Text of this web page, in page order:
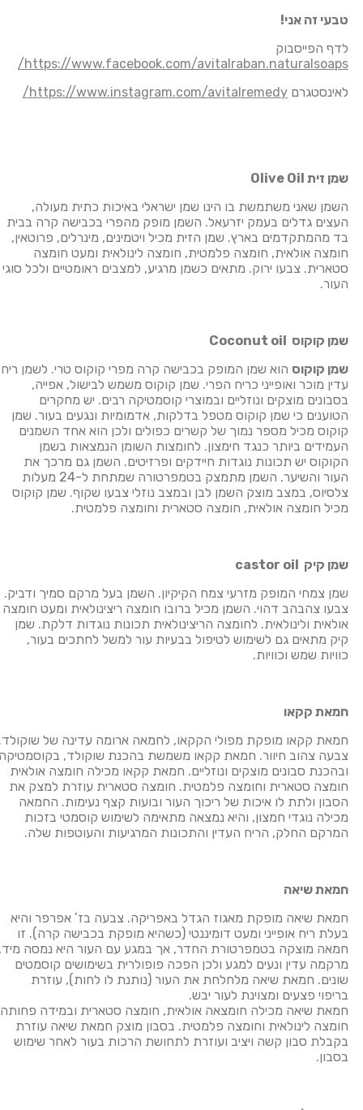
טבעי זה אני!
לדף הפייסבוק
https://www.facebook.com/avitalraban.naturalsoaps/
לאינסטגרםhttps://www.instagram.com/avitalremedy/
שמן זיתOlive Oil
השמן שאני משתמשת בו הינו שמן ישראלי באיכות כתית מעולה,
העצים גדלים בעמק יזרעאל. השמן מופק מהפרי בכבישה קרה בבית
בד מהמתקדמים בארץ. שמן הזית מכיל ויטמינים, מינרלים, פרוטאין,
חומצה אולאית, חומצה פלמטית, חומצה לינולאית ומעט חומצה
סטארית. צבעו ירוק. מתאים כשמן מרגיע, למצבים ראומטיים ולכל סוגי
העור.
שמן קוקוסCoconut oil
שמן קוקוסהוא שמן המופק בכבישה קרה מפרי קוקוס טרי. לשמן ריח
עדין מוכר ואופייני כריח הפרי. שמן קוקוס משמש לבישול, אפייה,
בסבונים מוצקים ונוזליים ובמוצרי קוסמטיקה רבים. יש מחקרים
הטוענים כי שמן קוקוס מטפל בדלקות, אדמומיות ונגעים בעור. שמן
קוקוס מכיל מספר נמוך של קשרים כפולים ולכן הוא אחד השמנים
העמידים ביותר כנגד חימצון. לחומצות השומן הנמצאות בשמן
הקוקוס יש תכונות נוגדות חיידקים ופרזיטים. השמן גם מרכך את
העור והשיער. השמן מתמצק בטמפרטורה שמתחת ל-24 מעלות
צלסיוס, במצב מוצק השמן לבן ובמצב נוזלי צבעו שקוף. שמן קוקוס
מכיל חומצה אולאית, חומצה סטארית וחומצה פלמטית.
שמן קיקcastor oil
שמן צמחי המופק מזרעי צמח הקיקיון. השמן בעל מרקם סמיך ודביק.
צבעו צהבהב דהוי. השמן מכיל ברובו חומצה ריצינולאית ומעט חומצה
אולאית ולינולאית. לחומצה הריצינולאית תכונות נוגדות דלקת. שמן
קיק מתאים גם לשימוש לטיפול בבעיות עור למשל לחתכים בעור,
כוויות שמש וכוויות.
חמאת קקאו
חמאת קקאו מופקת מפולי הקקאו, לחמאה ארומה עדינה של שוקולד.
צבעה צהוב חיוור. חמאת קקאו משמשת בהכנת שוקולד, בקוסמטיקה
ובהכנת סבונים מוצקים ונוזליים. חמאת קקאו מכילה חומצה אולאית
חומצה סטארית וחומצה פלמטית. חומצה סטארית עוזרת למצק את
הסבון ולתת לו איכות של ריכוך העור ובועות קצף נעימות. החמאה
מכילה נוגדי חמצון, והיא נמצאה מתאימה לשימוש קוסמטי בזכות
המרקם החלק, הריח העדין והתכונות המרגיעות והעוטפות שלה.
חמאת שיאה
חמאת שיאה מופקת מאגוז הגדל באפריקה. צבעה בז’ אפרפר והיא
בעלת ריח אופייני ומעט דומיננטי (כשהיא מופקת בכבישה קרה). זו
חמאה מוצקה בטמפרטורת החדר, אך במגע עם העור היא נמסה מיד,
מרקמה עדין ונעים למגע ולכן הפכה פופולרית בשימושים קוסמטים
שונים. חמאת שיאה מלחלחת את העור (נותנת לו לחות), עוזרת
בריפוי פצעים ומצוינת לעור יבש.
חמאת שיאה מכילה חומצאה אולאית, חומצה סטארית ובמידה פחותה
חומצה לינולאית וחומצה פלמטית. בסבון מוצק חמאת שיאה עוזרת
בקבלת סבון קשה ויציב ועוזרת לתחושת הרכות בעור לאחר שימוש
בסבון.